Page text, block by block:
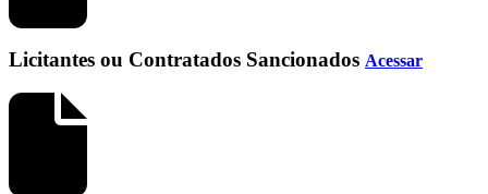
Licitantes ou Contratados Sancionados Acessar